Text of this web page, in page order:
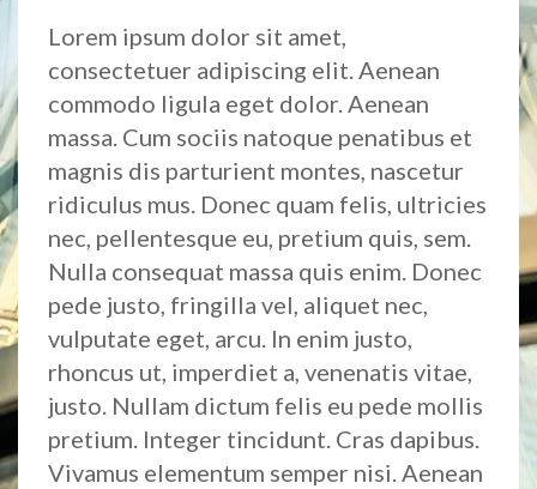
Lorem ipsum dolor sit amet,
consectetuer adipiscing elit. Aenean
commodo ligula eget dolor. Aenean
massa. Cum sociis natoque penatibus et
magnis dis parturient montes, nascetur
ridiculus mus. Donec quam felis, ultricies
nec, pellentesque eu, pretium quis, sem.
Nulla consequat massa quis enim. Donec
pede justo, fringilla vel, aliquet nec,
vulputate eget, arcu. In enim justo,
rhoncus ut, imperdiet a, venenatis vitae,
justo. Nullam dictum felis eu pede mollis
pretium. Integer tincidunt. Cras dapibus.
Vivamus elementum semper nisi. Aenean